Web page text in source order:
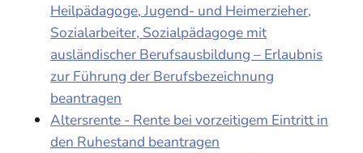
Heilpädagoge, Jugend- und Heimerzieher,
Sozialarbeiter, Sozialpädagoge mit
ausländischer Berufsausbildung – Erlaubnis
zur Führung der Berufsbezeichnung
beantragen
Altersrente - Rente bei vorzeitigem Eintritt in
den Ruhestand beantragen